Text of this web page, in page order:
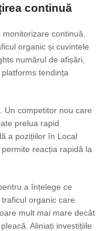
continuă
continuă.
organic și cuvintele
numărul de afișări,
tendința
Un competitor nou care
prelua rapid
a pozițiilor în Local
reacția rapidă la
a înțelege ce
organic care
mult mai mare decât
Aliniați investițiile